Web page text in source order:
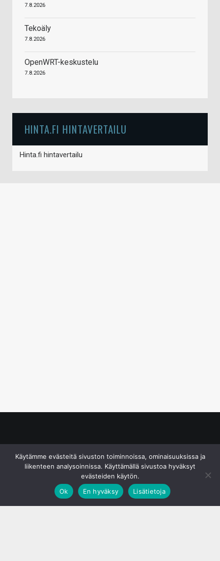
7.8.2026
Tekoäly
7.8.2026
OpenWRT-keskustelu
7.8.2026
HINTA.FI HINTAVERTAILU
Hinta.fi hintavertailu
Käytämme evästeitä sivuston toiminnoissa, ominaisuuksissa ja
liikenteen analysoinnissa. Käyttämällä sivustoa hyväksyt
evästeiden käytön.
Ok
En hyväksy Lisätietoja